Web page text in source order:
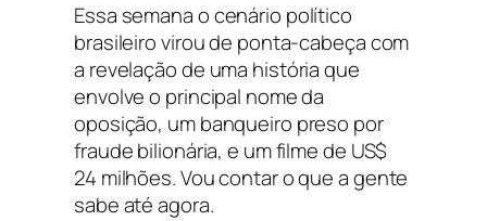
Essa semana o cenário político
brasileiro virou de ponta-cabeça com
a revelação de uma história que
envolve o principal nome da
oposição, um banqueiro preso por
fraude bilionária, e um filme de US$
24 milhões. Vou contar o que a gente
sabe até agora.